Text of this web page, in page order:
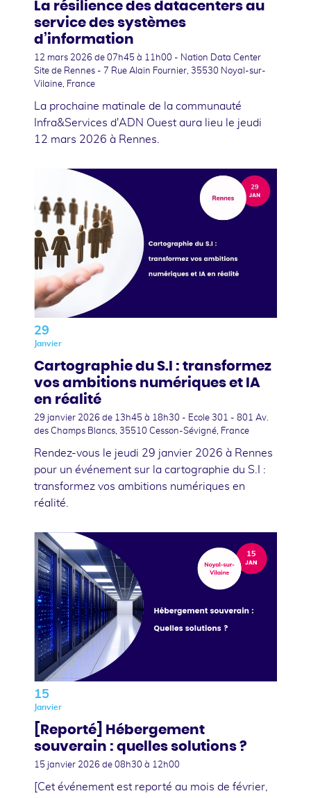
La résilience des datacenters au
service des systèmes
d’information
12 mars 2026 de 07h45 à 11h00 - Nation Data Center
Site de Rennes - 7 Rue Alain Fournier, 35530 Noyal-sur-
Vilaine, France
La prochaine matinale de la communauté
Infra&Services d'ADN Ouest aura lieu le jeudi
12 mars 2026 à Rennes.
29
Janvier
Cartographie du S.I : transformez
vos ambitions numériques et IA
en réalité
29 janvier 2026 de 13h45 à 18h30 - Ecole 301 - 801 Av.
des Champs Blancs, 35510 Cesson-Sévigné, France
Rendez-vous le jeudi 29 janvier 2026 à Rennes
pour un événement sur la cartographie du S.I :
transformez vos ambitions numériques en
réalité.
15
Janvier
[Reporté] Hébergement
souverain : quelles solutions ?
15 janvier 2026 de 08h30 à 12h00
[Cet événement est reporté au mois de février,